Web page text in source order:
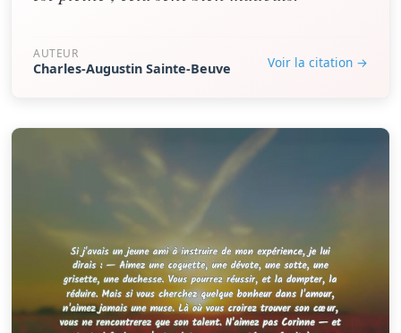
AUTEUR
Charles-Augustin Sainte-Beuve Voir la citation →